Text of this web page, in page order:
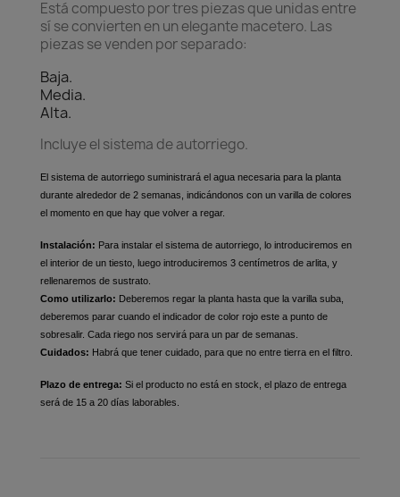
Está compuesto por tres piezas que unidas entre
sí se convierten en un elegante macetero. Las
piezas se venden por separado:
Baja.
Media.
Alta.
Incluye el sistema de autorriego.
El sistema de autorriego suministrará el agua necesaria para la planta
durante alrededor de 2 semanas, indicándonos con un varilla de colores
el momento en que hay que volver a regar.
Instalación: Para instalar el sistema de autorriego, lo introduciremos en
el interior de un tiesto, luego introduciremos 3 centímetros de arlita, y
rellenaremos de sustrato.
Como utilizarlo: Deberemos regar la planta hasta que la varilla suba,
deberemos parar cuando el indicador de color rojo este a punto de
sobresalir. Cada riego nos servirá para un par de semanas.
Cuidados: Habrá que tener cuidado, para que no entre tierra en el filtro.
Plazo de entrega: Si el producto no está en stock, el plazo de entrega
será de 15 a 20 días laborables.